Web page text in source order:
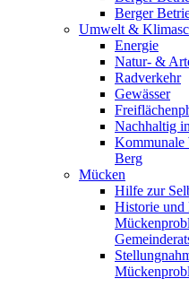
Berger
Umwelt &
Energie
Natur- &
Radverkehr
Gewässer
Nachhaltig
Kommunale
Berg
Mücken
Hilfe zur
Historie und